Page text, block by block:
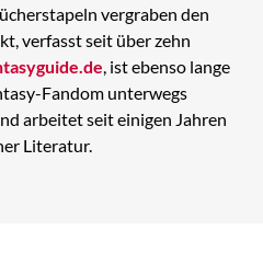
vergraben den
verfasst seit über zehn
, ist ebenso lange
Fandom unterwegs
arbeitet seit einigen Jahren
Literatur.